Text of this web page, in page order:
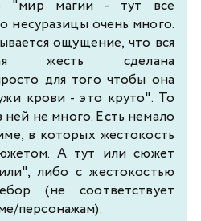
"мир магии - тут все
несуразицы очень много.
ощущение, что вся
жесть сделана
для того чтобы она
крови - это круто". То
ней не много. Есть немало
в которых жестокость
А тут или сюжет
либо с жестокостью
(не соответствует
персонажам).